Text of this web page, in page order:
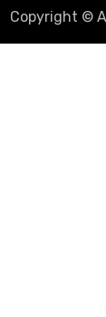
Copyright ©